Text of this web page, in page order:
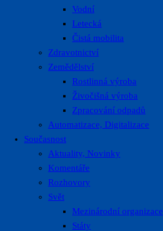
Vodní
Letecká
Čistá mobilita
Zdravotnictví
Zemědělství
Rostlinná výroba
Živočišná výroba
Zpracování odpadů
Automatizace, Digitalizace
Současnost
Aktuality, Novinky
Komentáře
Rozhovory
Svět
Mezinárodní organizace
Státy